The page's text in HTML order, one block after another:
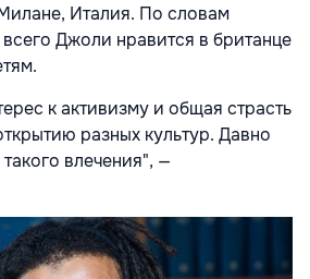
Италия. По словам
Джоли нравится в британце
к активизму и общая страсть
разных культур. Давно
влечения", —